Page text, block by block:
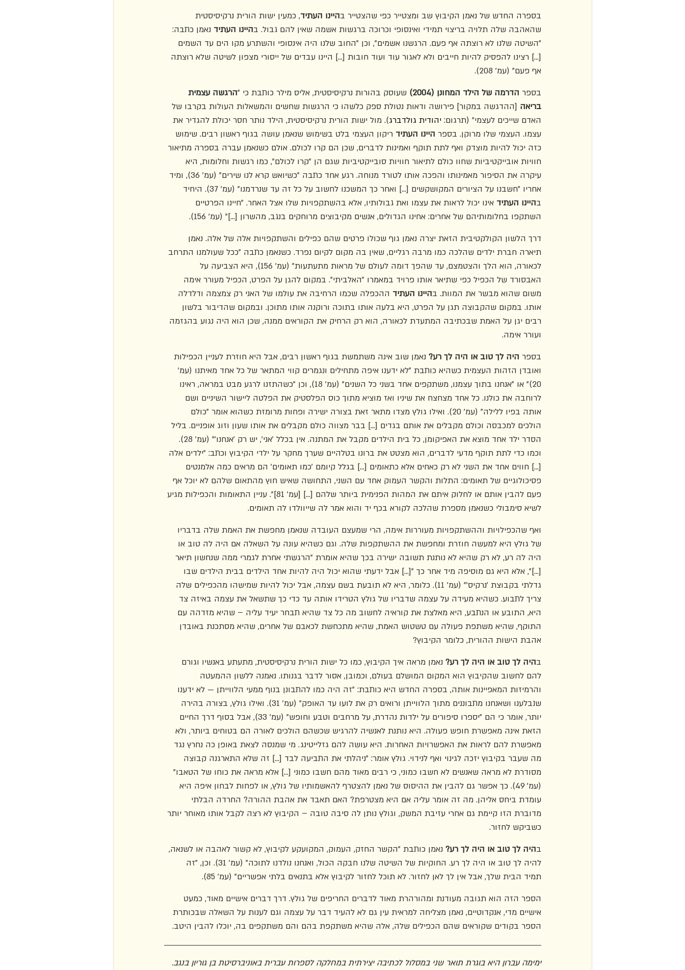
בספרה החדש של נאמן הקיבוץ שב ומצטייר כפי שהצטייר בהיינו העתיד, כמעין ישות הורית נרקיסיסטית
שהאהבה שלה תלויה בריצוי תמידי ואינסופי וכרוכה ברגשות אשמה שאין להם גבול. בהיינו העתיד נאמן כתבה:
"השיטה שלנו לא רוצתה אף פעם. הרגשנו אשמים", וכן "החוב שלנו היה אינסופי והשתרע מקו הים עד השמים
[...] רצינו להפסיק להיות חייבים ולא לאגור עוד ועוד חובות [...] היינו עבדים של ייסורי מצפון לשיטה שלא רוצתה
אף פעם" (עמ' 208).
בספר הדרמה של הילד המחונן (2004) שעוסק בהורות נרקיסיסטית, אליס מילר כותבת כי "הרגשה עצמית
בריאה [ההדגשה במקור] פירושה ודאות נטולת ספק כלשהו כי הרגשות שחשים והמשאלות העולות בקרבו של
האדם שייכים לעצמי" (תרגום: יהודית גולדברג). מול ישות הורית נרקיסיסטית, הילד נותר חסר יכולת להגדיר את
עצמו. העצמי שלו מרוקן. בספר היינו העתיד ריקון העצמי בלט בשימוש שנאמן עושה בגוף ראשון רבים. שימוש
כזה יכול להיות מוצדק ואף לתת תוקף ואמינות לדברים, שכן הם קרו לכולם. אולם כשנאמן עברה בספרה מתיאור
חוויות אובייקטיביות שחוו כולם לתיאור חוויות סובייקטיביות שגם הן "קרו לכולם", כמו רגשות וחלומות, היא
עיקרה את הסיפור מאמינותו והפכה אותו לטורד מנוחה. רגע אחד כתבה "כשיואש קרא לנו שירים" (עמ' 36), ומיד
אחריו "חשבנו על הציורים המקושקשים [...] ואחר כך המשכנו לחשוב על כל זה עד שנרדמנו" (עמ' 37). היחיד
בהיינו העתיד אינו יכול לראות את עצמו ואת גבולותיו, אלא בהשתקפויות שלו אצל האחר. "חיינו הפרטיים
השתקפו בחלומותיהם של אחרים: אחינו הגדולים, אנשים מקיבוצים מרוחקים בנגב, מהשרון [...]" (עמ' 156).
דרך הלשון הקולקטיבית הזאת יצרה נאמן גוף שכולו פרטים שהם כפילים והשתקפויות אלה של אלה. נאמן
תיארה חברת ילדים שהלכה כמו מרבה רגליים, שאין בה מקום לקיום נפרד. כשנאמן כתבה "ככל שעולמנו התרחב
לכאורה, הוא הלך והצטמצם, עד שהפך דומה לעולם של מראות מתעתעות" (עמ' 156), היא הצביעה על
האבסורד של הכפיל כפי שתיאר אותו פרויד במאמרו "האלביתי". במקום להגן על הפרט, הכפיל מעורר אימה
משום שהוא מבשר את המוות. בהיינו העתיד ההכפלה שכמו הרחיבה את עולמו של האני רק צמצמה ודלדלה
אותו. במקום שהקבוצה תגן על הפרט, היא בלעה אותו בתוכה ורוקנה אותו מתוכן. ובמקום שהדיבור בלשון
רבים יגן על האמת שבכתיבה המתעדת לכאורה, הוא רק הרחיק את הקוראים ממנה, שכן הוא היה נגוע בהגזמה
ועורר אימה.
בספר היה לך טוב או היה לך רע? נאמן שוב אינה משתמשת בגוף ראשון רבים, אבל היא חוזרת לעניין הכפילות
ואובדן הזהות העצמית כשהיא כותבת "לא ידענו איפה מתחילים ונגמרים קווי המתאר של כל אחד מאיתנו (עמ'
20)" או "אנחנו בתוך עצמנו, משתקפים אחד בשני כל השנים" (עמ' 18), וכן "כשהתזנו לרגע מבט במראה, ראינו
לרוחבה את כולנו. כל אחד מצחצח את שיניו ואז מוציא מתוך כוס הפלסטיק את הפלטה ליישור השיניים ושם
אותה בפיו ללילה" (עמ' 20). ואילו גולץ מצדו מתאר זאת בצורה ישירה ופחות מרומזת כשהוא אומר "כולם
הולכים למכבסה וכולם מקבלים את אותם בגדים [...] בבר מצווה כולם מקבלים את אותו שעון וזוג אופניים. בליל
הסדר ילד אחד מוצא את האפיקומן, כל בית הילדים מקבל את המתנה. אין בכלל 'אני', יש רק 'אנחנו'" (עמ' 28).
וכמו כדי לתת תוקף מדעי לדברים, הוא מצטט את ברונו בטלהיים שערך מחקר על ילדי הקיבוץ וכתב: "ילדים אלה
[...] חווים אחד את השני לא רק כאחים אלא כתאומים [...] בגלל קיומם 'כמו תאומים' הם מראים כמה אלמנטים
פסיכולוגיים של תאומים: התלות והקשר העמוק אחד עם השני, התחושה שאיש חוץ מהתאום שלהם לא יוכל אף
פעם להבין אותם או לחלוק איתם את המהות הפנימית ביותר שלהם [...] [עמ' 81]". עניין התאומות והכפילות מגיע
לשיא סימבולי כשנאמן מספרת שהלכה לקורא בכף יד והוא אמר לה שייוולדו לה תאומים.
ואף שהכפילויות וההשתקפויות מעוררות אימה, הרי שמעצם העובדה שנאמן מחפשת את האמת שלה בדבריו
של גולץ היא למעשה חוזרת ומחפשת את ההשתקפות שלה. וגם כשהיא עונה על השאלה אם היה לה טוב או
היה לה רע, לא רק שהיא לא נותנת תשובה ישירה בכך שהיא אומרת "הרגשתי אחרת לגמרי ממה שנחשון תיאר
[...]", אלא היא גם מוסיפה מיד אחר כך "[...] אבל ידעתי שהוא יכול היה להיות אחד הילדים בבית הילדים שבו
גדלתי בקבוצת 'נרקיס'" (עמ' 11). כלומר, היא לא תובעת בשם עצמה, אבל יכול להיות שמישהו מהכפילים שלה
צריך לתבוע. כשהיא מעידה על עצמה שדבריו של גולץ הטרידו אותה עד כדי כך שתשאל את עצמה באיזה צד
היא, התובע או הנתבע, היא מאלצת את קוראיה לחשוב מה כל צד שהיא תבחר יעיד עליה – שהיא מזדהה עם
התוקף, שהיא משתפת פעולה עם טשטוש האמת, שהיא מתכחשת לכאבם של אחרים, שהיא מסתכנת באובדן
אהבת הישות ההורית, כלומר הקיבוץ?
בהיה לך טוב או היה לך רע? נאמן מראה איך הקיבוץ, כמו כל ישות הורית נרקיסיסטית, מתעתע באנשיו וגורם
להם לחשוב שהקיבוץ הוא המקום המושלם בעולם, וכמובן, אסור לדבר בגנותו. נאמנה ללשון ההמעטה
והרמיזות המאפיינות אותה, בספרה החדש היא כותבת: "זה היה כמו להתבונן בנוף ממעי הלווייתן — לא ידענו
שנבלענו ושאנחנו מתבוננים מתוך הלווייתן ורואים רק את לועו עד האופק" (עמ' 31). ואילו גולץ, בצורה בהירה
יותר, אומר כי הם "יספרו סיפורים על ילדות נהדרת, על מרחבים וטבע וחופש" (עמ' 33), אבל בסוף דרך החיים
הזאת אינה מאפשרת חופש פעולה. היא נותנת לאנשיה להרגיש שכשהם הולכים לאורה הם בטוחים ביותר, ולא
מאפשרת להם לראות את האפשרויות האחרות. היא עושה להם גזלייטינג. מי שמנסה לצאת באופן כה נחרץ נגד
מה שעבר בקיבוץ יזכה לגינוי ואף לנידוי. גולץ אומר: "ניהלתי את התביעה לבד [...] זה שלא התארגנה קבוצה
מסודרת לא מראה שאנשים לא חשבו כמוני, כי רבים מאוד מהם חשבו כמוני [...] אלא מראה את כוחו של הטאבו"
(עמ' 49). כך אפשר גם להבין את ההיסוס של נאמן להצטרף להאשמותיו של גולץ, או לפחות לבחון איפה היא
עומדת ביחס אליהן. מה זה אומר עליה אם היא מצטרפת? האם תאבד את אהבת ההורה? החרדה הבלתי
מדוברת הזו קיימת גם אחרי עזיבת המשק, וגולץ נותן לה סיבה טובה – הקיבוץ לא רצה לקבל אותו מאוחר יותר
כשביקש לחזור.
בהיה לך טוב או היה לך רע? נאמן כותבת "הקשר החזק, העמוק, המקועקע לקיבוץ, לא קשור לאהבה או לשנאה,
להיה לך טוב או היה לך רע. החוקיות של השיטה שלנו חבקה הכול, ואנחנו נולדנו לתוכה" (עמ' 31). וכן, "זה
תמיד הבית שלך, אבל אין לך לאן לחזור. לא תוכל לחזור לקיבוץ אלא בתנאים בלתי אפשריים" (עמ' 85).
הספר הזה הוא תגובה מעודנת ומהורהרת מאוד לדברים החריפים של גולץ. דרך דברים אישיים מאוד, כמעט
אישיים מדי, אנקדוטיים, נאמן מצליחה למראית עין גם לא להעיד דבר על עצמה וגם לענות על השאלה שבכותרת
הספר בקודים שקוראים שהם הכפילים שלה, אלה שהיא משתקפת בהם והם משתקפים בה, יוכלו להבין היטב.
ימימה עברון היא בוגרת תואר שני במסלול לכתיבה יצירתית במחלקה לספרות עברית באוניברסיטת בן גוריון בנגב.